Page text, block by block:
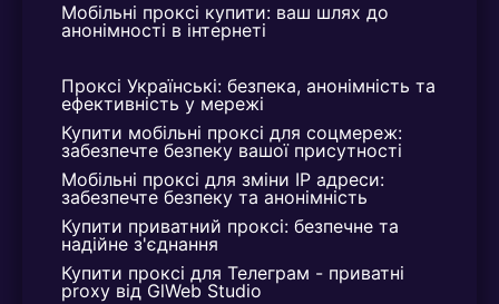
Мобільні проксі купити: ваш шлях до
анонімності в інтернеті
Проксі Українські: безпека, анонімність та
ефективність у мережі
Купити мобільні проксі для соцмереж:
забезпечте безпеку вашої присутності
Мобільні проксі для зміни IP адреси:
забезпечте безпеку та анонімність
Купити приватний проксі: безпечне та
надійне з'єднання
Купити проксі для Телеграм - приватні
proxy від GlWeb Studio